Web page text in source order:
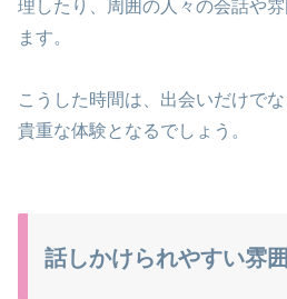
理したり、周囲の人々の会話や
ます。
こうした時間は、出会いだけで
貴重な体験となるでしょう。
話しかけられやすい雰